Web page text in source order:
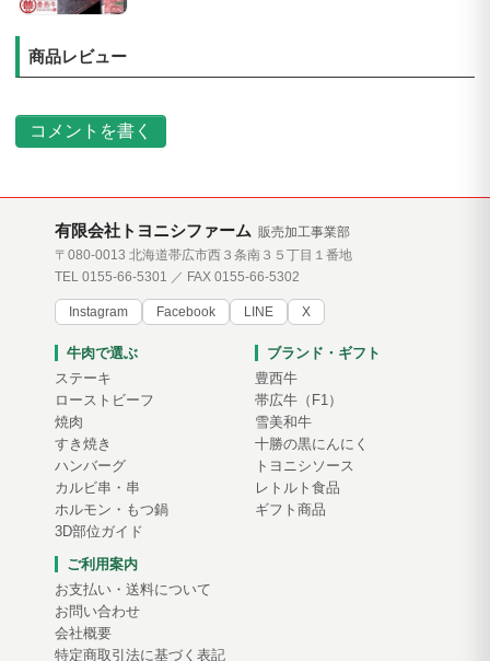
商品レビュー
コメントを書く
有限会社トヨニシファーム 販売加工事業部
〒080-0013 北海道帯広市西３条南３５丁目１番地
TEL 0155-66-5301 ／ FAX 0155-66-5302
Instagram Facebook LINE X
牛肉で選ぶ
ステーキ
ローストビーフ
焼肉
すき焼き
ハンバーグ
カルビ串・串
ホルモン・もつ鍋
3D部位ガイド
ブランド・ギフト
豊西牛
帯広牛（F1）
雪美和牛
十勝の黒にんにく
トヨニシソース
レトルト食品
ギフト商品
ご利用案内
お支払い・送料について
お問い合わせ
会社概要
特定商取引法に基づく表記